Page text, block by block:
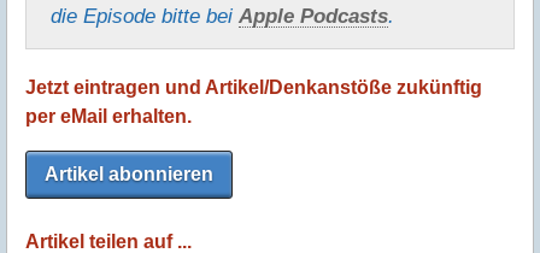
die Episode bitte bei Apple Podcasts
Jetzt eintragen und Artikel/Denkanstöße zukünftig
per eMail erhalten.
Artikel abonnieren
Artikel teilen auf ...